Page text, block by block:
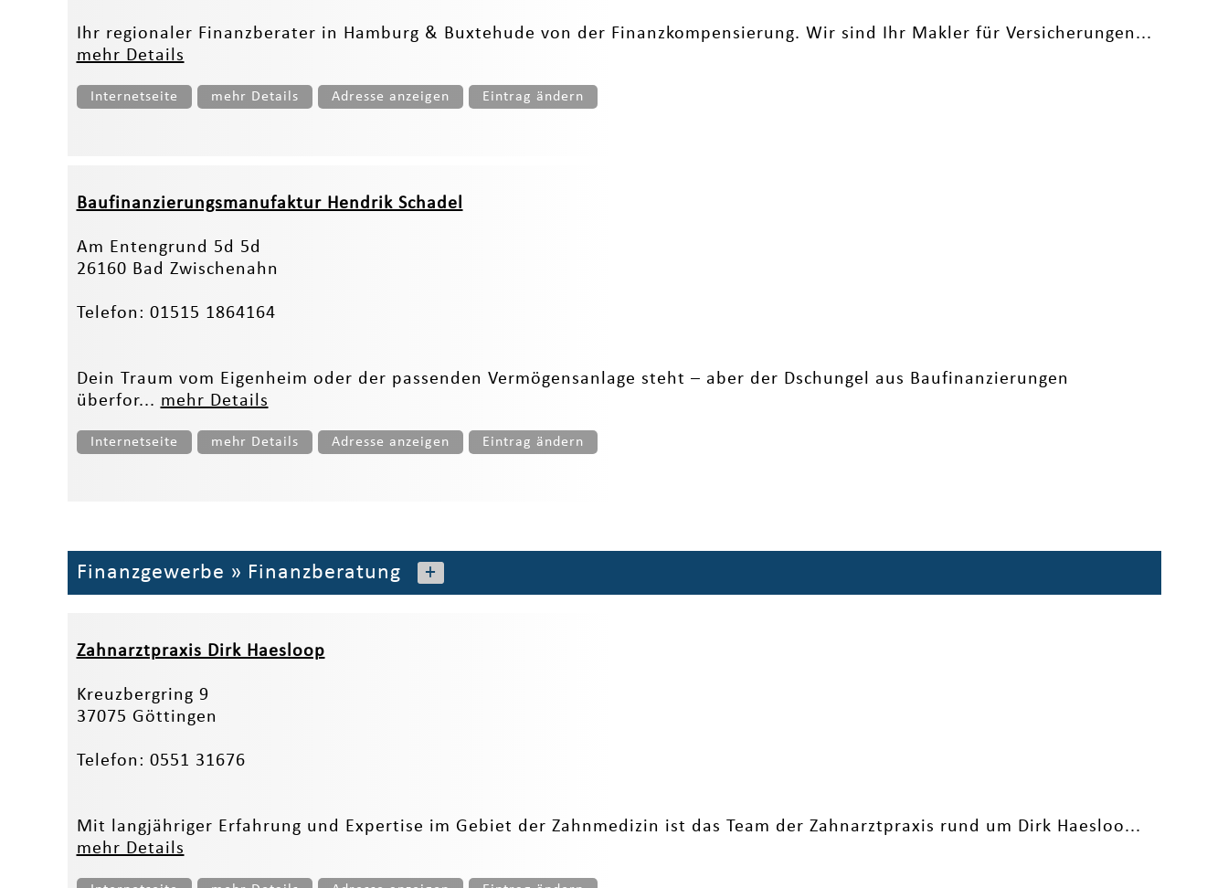
Ihr regionaler Finanzberater in Hamburg & Buxtehude von der Finanzkompensierung. Wir sind Ihr Makler für Versicherungen...
mehr Details
Internetseite mehr Details Adresse anzeigen Eintrag ändern
Baufinanzierungsmanufaktur Hendrik Schadel
Am Entengrund 5d 5d
26160 Bad Zwischenahn
Telefon: 01515 1864164
Dein Traum vom Eigenheim oder der passenden Vermögensanlage steht – aber der Dschungel aus Baufinanzierungen
überfor... mehr Details
Internetseite mehr Details Adresse anzeigen Eintrag ändern
Finanzgewerbe » Finanzberatung +
Zahnarztpraxis Dirk Haesloop
Kreuzbergring 9
37075 Göttingen
Telefon: 0551 31676
Mit langjähriger Erfahrung und Expertise im Gebiet der Zahnmedizin ist das Team der Zahnarztpraxis rund um Dirk Haesloo...
mehr Details